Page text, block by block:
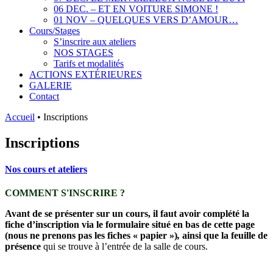
06 DEC. – ET EN VOITURE SIMONE !
01 NOV – QUELQUES VERS D’AMOUR…
Cours/Stages
S’inscrire aux ateliers
NOS STAGES
Tarifs et modalités
ACTIONS EXTÉRIEURES
GALERIE
Contact
Accueil • Inscriptions
Inscriptions
Nos cours et ateliers
COMMENT S'INSCRIRE ?
Avant de se présenter sur un cours, il faut avoir complété la
fiche d’inscription via le formulaire situé en bas de cette page
(nous ne prenons pas les fiches « papier »), ainsi que la feuille de
présence qui se trouve à l’entrée de la salle de cours.